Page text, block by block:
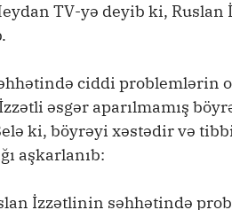
TV-yə deyib ki, Ruslan
ciddi problemlərin
əsgər aparılmamış
ki, böyrəyi xəstədir və
aşkarlanıb:
İzzətlinin səhhətində